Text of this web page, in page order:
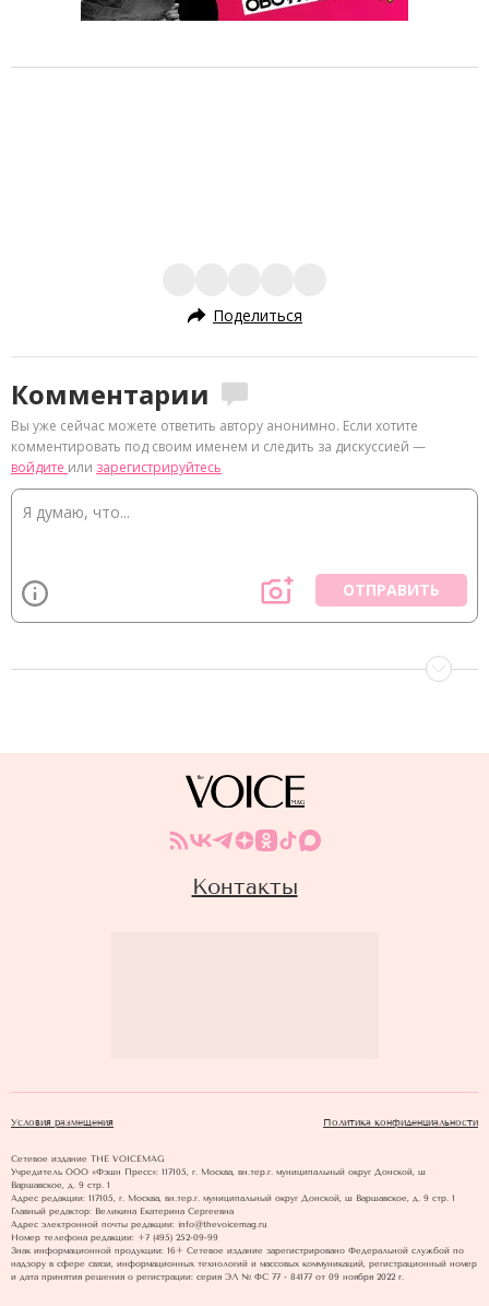
Поделиться
Комментарии
Вы уже сейчас можете ответить автору анонимно. Если хотите
комментировать под своим именем и следить за дискуссией —
войдите или зарегистрируйтесь
ОТПРАВИТЬ
Контакты
Условия размещения Политика конфиденциальности
Сетевое издание THE VOICEMAG
Учредитель ООО «Фэшн Пресс»: 117105, г. Москва, вн.тер.г. муниципальный округ Донской, ш
Варшавское, д. 9 стр. 1
Адрес редакции: 117105, г. Москва, вн.тер.г. муниципальный округ Донской, ш Варшавское, д. 9 стр. 1
Главный редактор: Великина Екатерина Сергеевна
Адрес электронной почты редакции: info@thevoicemag.ru
Номер телефона редакции: +7 (495) 252-09-99
Знак информационной продукции: 16+ Cетевое издание зарегистрировано Федеральной службой по
надзору в сфере связи, информационных технологий и массовых коммуникаций, регистрационный номер
и дата принятия решения о регистрации: серия ЭЛ № ФС 77 - 84177 от 09 ноября 2022 г.